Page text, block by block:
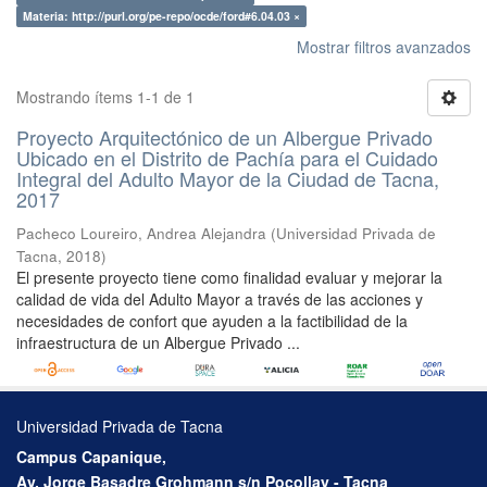
Materia: http://purl.org/pe-repo/ocde/ford#6.04.03 ×
Mostrar filtros avanzados
Mostrando ítems 1-1 de 1
Proyecto Arquitectónico de un Albergue Privado
Ubicado en el Distrito de Pachía para el Cuidado
Integral del Adulto Mayor de la Ciudad de Tacna,
2017
Pacheco Loureiro, Andrea Alejandra (Universidad Privada de
Tacna, 2018)
El presente proyecto tiene como finalidad evaluar y mejorar la
calidad de vida del Adulto Mayor a través de las acciones y
necesidades de confort que ayuden a la factibilidad de la
infraestructura de un Albergue Privado ...
Universidad Privada de Tacna
Campus Capanique,
Av. Jorge Basadre Grohmann s/n Pocollay - Tacna